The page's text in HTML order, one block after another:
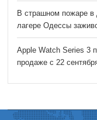
В страшном пожаре в
лагере Одессы
Apple Watch Series 3
продаже с 22